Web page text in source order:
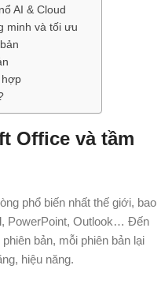
AI & Cloud
minh và tối ưu
hợp
Office và tầm
phổ biến nhất thế giới, bao
PowerPoint, Outlook… Đến
bản, mỗi phiên bản lại
hiệu năng.